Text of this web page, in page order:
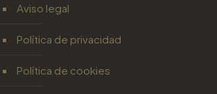
Aviso legal
Política de privacidad
Política de cookies